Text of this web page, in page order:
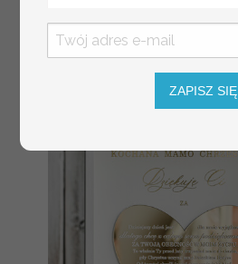
Komunijna
opakowanie na
ZAPISZ SIĘ